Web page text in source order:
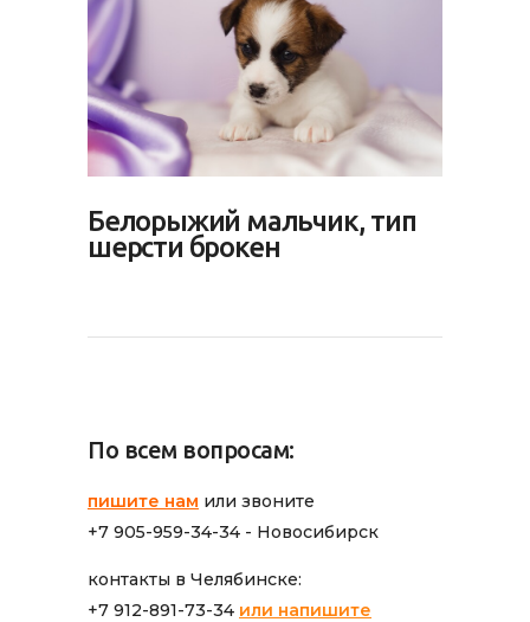
Белорыжий мальчик, тип
шерсти брокен
По всем вопросам:
пишите нам или звоните
+7 905-959-34-34 - Новосибирск
контакты в Челябинске:
+7 912-891-73-34 или напишите